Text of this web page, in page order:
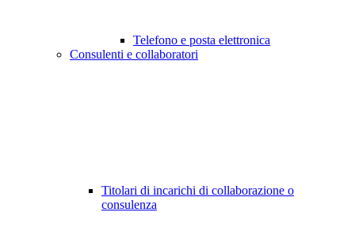
Telefono e posta elettronica
Consulenti e collaboratori
Titolari di incarichi di collaborazione o
consulenza